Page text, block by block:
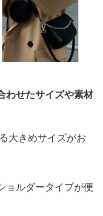
わせたサイズや素材
大きめサイズがお
ョルダータイプが便